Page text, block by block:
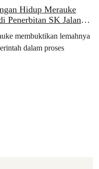
Hidup Merauke
Penerbitan SK Jalan
membuktikan lemahnya
dalam proses